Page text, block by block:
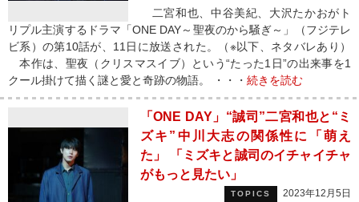
二宮和也、中谷美紀、大沢たかおがト
リプル主演するドラマ「ONE DAY～聖夜のから騒ぎ～」（フジテレ
ビ系）の第10話が、11日に放送された。（※以下、ネタバレあり）
本作は、聖夜（クリスマスイブ）という“たった1日”の出来事を1
クール掛けて描く謎と愛と奇跡の物語。 ・・・ 続きを読む
「ONE DAY」“誠司”二宮和也と“ミ
ズキ”中川大志の関係性に「萌え
た」 「ミズキと誠司のイチャイチャ
がもっと見たい」
TOPICS 2023年12月5日